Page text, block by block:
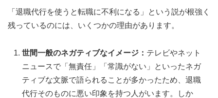
「退職代行を使うと転職に不利になる」という説が根強く
残っているのには、いくつかの理由があります。
世間一般のネガティブなイメージ： テレビやネット
ニュースで「無責任」「常識がない」といったネガ
ティブな文脈で語られることが多かったため、退職
代行そのものに悪い印象を持つ人がいます。しか